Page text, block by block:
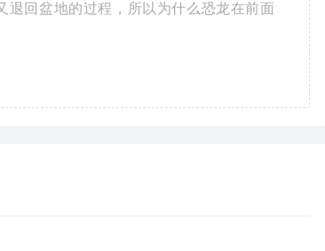
回盆地的过程，所以为什么恐龙在前面